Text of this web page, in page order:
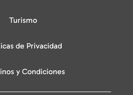
Turismo
de Privacidad
y Condiciones